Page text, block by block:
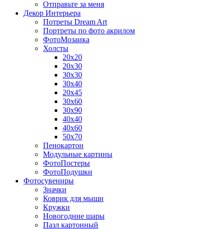
Отправьте за меня
Декор Интерьера
Потреты Dream Art
Портреты по фото акрилом
ФотоМозаика
Холсты
20х20
20х30
30х30
30х40
20х45
30х60
30х90
40х40
40х60
50х70
Пенокартон
Модульные картины
ФотоПостеры
ФотоПодушки
Фотоcувениры
Значки
Коврик для мыши
Кружки
Новогодние шары
Пазл картонный